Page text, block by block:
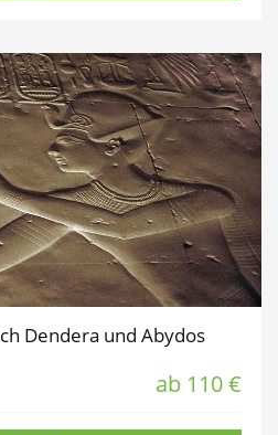
Dendera und Abydos
ab 110 €